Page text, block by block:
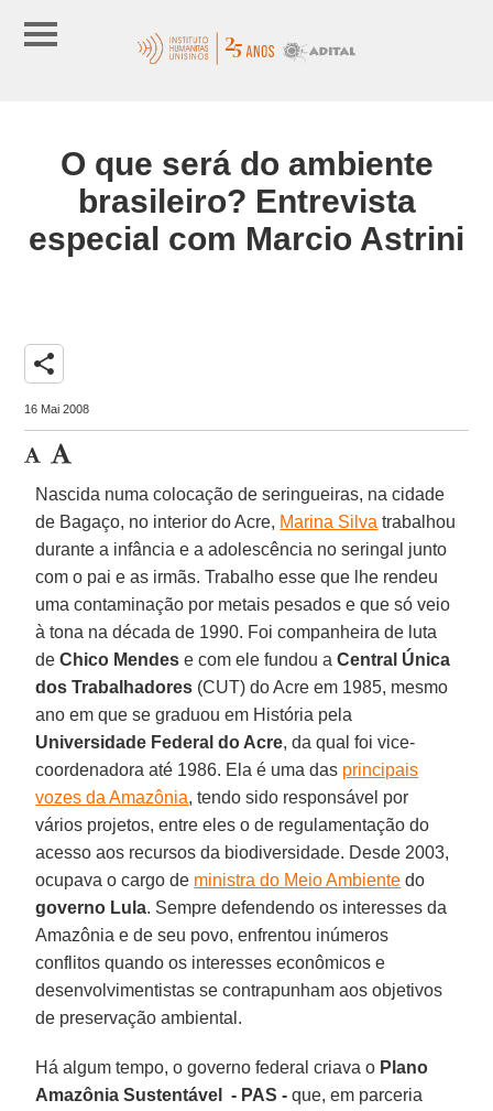
O que será do ambiente
brasileiro? Entrevista
especial com Marcio Astrini
share
16 Mai 2008
Nascida numa colocação de seringueiras, na cidade
de Bagaço, no interior do Acre, Marina Silva trabalhou
durante a infância e a adolescência no seringal junto
com o pai e as irmãs. Trabalho esse que lhe rendeu
uma contaminação por metais pesados e que só veio
à tona na década de 1990. Foi companheira de luta
deChico Mendes e com ele fundou aCentral Única
dos Trabalhadores (CUT) do Acre em 1985, mesmo
ano em que se graduou em História pela
Universidade Federal do Acre, da qual foi vice-
coordenadora até 1986. Ela é uma das principais
vozes da Amazônia, tendo sido responsável por
vários projetos, entre eles o de regulamentação do
acesso aos recursos da biodiversidade. Desde 2003,
ocupava o cargo de ministra do Meio Ambiente do
governo Lula. Sempre defendendo os interesses da
Amazônia e de seu povo, enfrentou inúmeros
conflitos quando os interesses econômicos e
desenvolvimentistas se contrapunham aos objetivos
de preservação ambiental.
Há algum tempo, o governo federal criava o Plano
Amazônia Sustentável - PAS -que, em parceria